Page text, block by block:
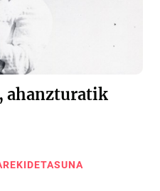
ahanzturatik